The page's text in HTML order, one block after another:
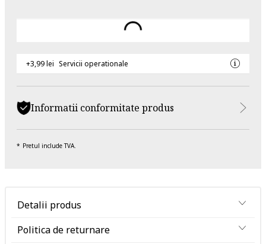
+3,99 lei Servicii operationale
Informatii conformitate produs
Pretul include TVA.
Detalii produs
Politica de returnare